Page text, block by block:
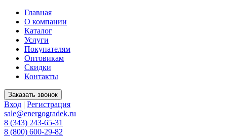
Главная
О компании
Каталог
Услуги
Покупателям
Оптовикам
Скидки
Контакты
Вход | Регистрация
sale@energogradek.ru
8 (343) 243-65-31
8 (800) 600-29-82